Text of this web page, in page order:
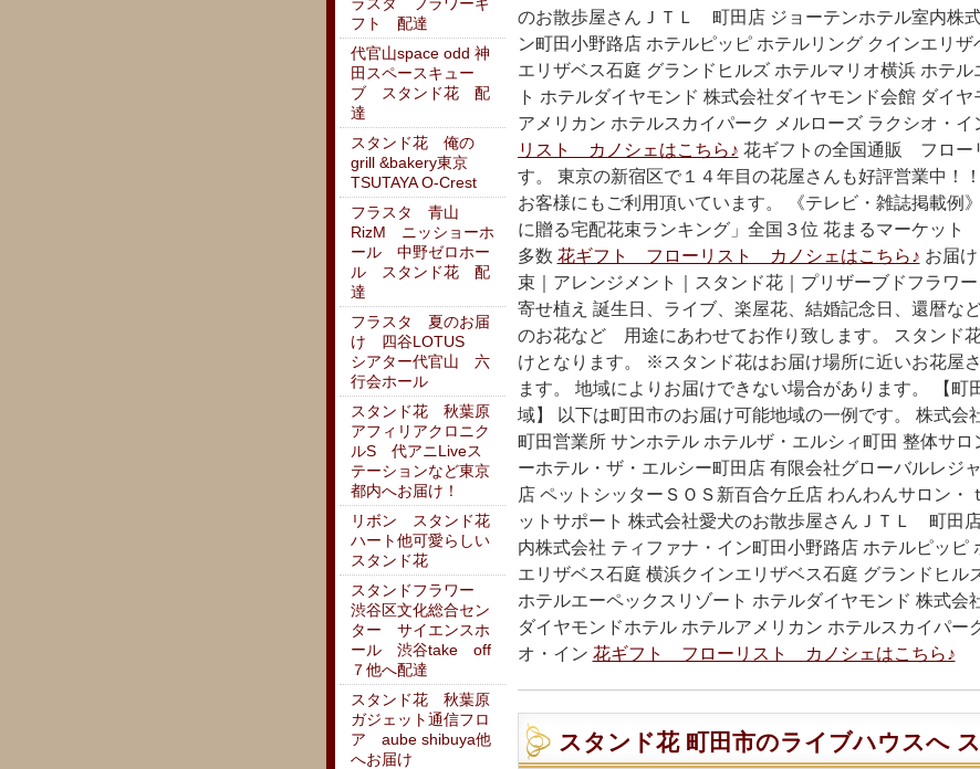
のお散歩屋さんＪＴＬ 町田店 ジョーテンホテル室内株
ン町田小野路店 ホテルピッピ ホテルリング クインエリザ
エリザベス石庭 グランドヒルズ ホテルマリオ横浜 ホテル
ト ホテルダイヤモンド 株式会社ダイヤモンド会館 ダイ
アメリカン ホテルスカイパーク メルローズ ラクシオ・イ
リスト カノシェはこちら♪ 花ギフトの全国通販 フロ
す。 東京の新宿区で１４年目の花屋さんも好評営業中！
お客様にもご利用頂いています。 《テレビ・雑誌掲載例
に贈る宅配花束ランキング」全国３位 花まるマーケッ
多数 花ギフト フローリスト カノシェはこちら♪ お届
束｜アレンジメント｜スタンド花｜プリザーブドフラワー
寄せ植え 誕生日、ライブ、楽屋花、結婚記念日、還暦な
のお花など 用途にあわせてお作り致します。 スタンド
けとなります。 ※スタンド花はお届け場所に近いお花屋
ます。 地域によりお届けできない場合があります。 【
域】 以下は町田市のお届け可能地域の一例です。 株式
町田営業所 サンホテル ホテルザ・エルシィ町田 整体サロ
ーホテル・ザ・エルシー町田店 有限会社グローバルレジ
店 ペットシッターＳＯＳ新百合ケ丘店 わんわんサロン・
ットサポート 株式会社愛犬のお散歩屋さんＪＴＬ 町田
内株式会社 ティファナ・イン町田小野路店 ホテルピッピ
エリザベス石庭 横浜クインエリザベス石庭 グランドヒル
ホテルエーペックスリゾート ホテルダイヤモンド 株式会
ダイヤモンドホテル ホテルアメリカン ホテルスカイパー
オ・イン 花ギフト フローリスト カノシェはこちら♪
スタンド花 町田市のライブハウスへ
ラスタ フラワーギ
フト 配達
代官山space odd 神
田スペースキュー
ブ スタンド花 配
達
スタンド花 俺の
grill &bakery東京
TSUTAYA O-Crest
フラスタ 青山
RizM ニッショーホ
ール 中野ゼロホー
ル スタンド花 配
達
フラスタ 夏のお届
け 四谷LOTUS
シアター代官山 六
行会ホール
スタンド花 秋葉原
アフィリアクロニク
ルS 代アニLiveス
テーションなど東京
都内へお届け！
リボン スタンド花
ハート他可愛らしい
スタンド花
スタンドフラワー
渋谷区文化総合セン
ター サイエンスホ
ール 渋谷take off
７他へ配達
スタンド花 秋葉原
ガジェット通信フロ
ア aube shibuya他
へお届け